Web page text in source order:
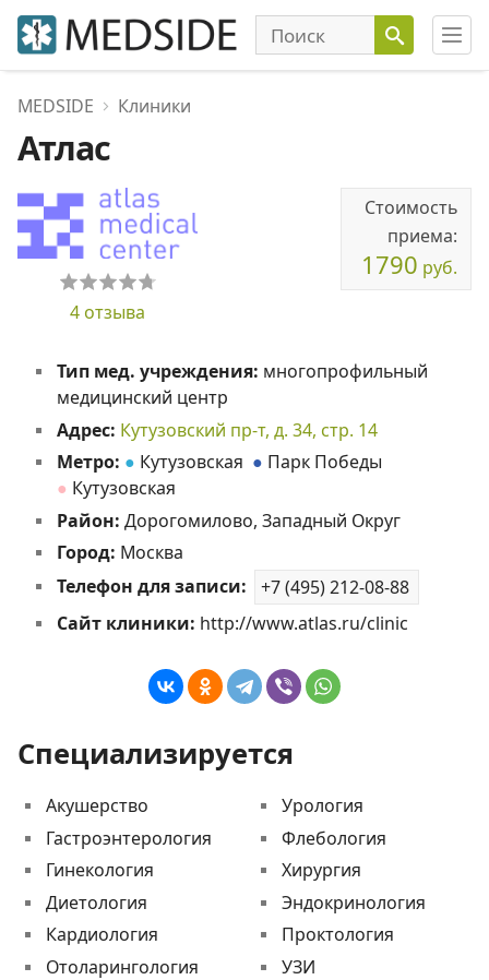
MEDSIDE Клиники
Атлас
Стоимость
приема:
1790 руб.
4 отзыва
Тип мед. учреждения: многопрофильный
медицинский центр
Адрес: Кутузовский пр-т, д. 34, стр. 14
Метро: ● Кутузовская ● Парк Победы
● Кутузовская
Район: Дорогомилово, Западный Округ
Город: Москва
Телефон для записи:
+7 (495) 212-08-88
Сайт клиники: http://www.atlas.ru/clinic
Специализируется
Акушерство
Гастроэнтерология
Гинекология
Диетология
Кардиология
Отоларингология
Урология
Флебология
Хирургия
Эндокринология
Проктология
УЗИ